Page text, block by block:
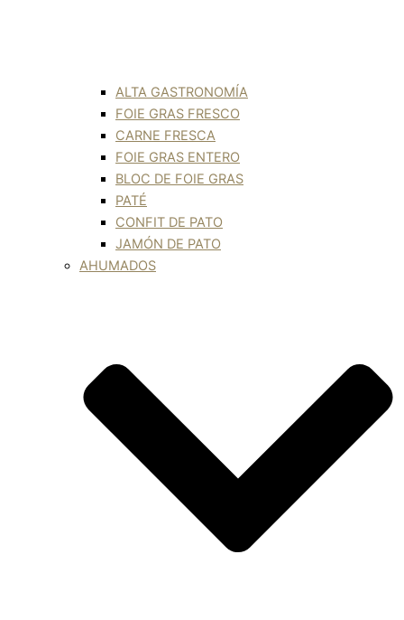
ALTA GASTRONOMÍA
FOIE GRAS FRESCO
CARNE FRESCA
FOIE GRAS ENTERO
BLOC DE FOIE GRAS
PATÉ
CONFIT DE PATO
JAMÓN DE PATO
AHUMADOS